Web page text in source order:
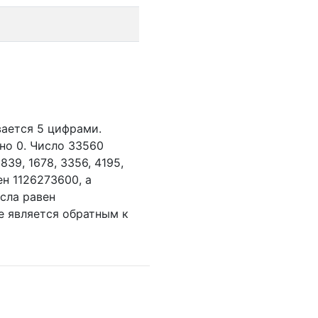
5 цифрами.
0. Число 33560
839, 1678, 3356, 4195,
1126273600, а
равен
является обратным к